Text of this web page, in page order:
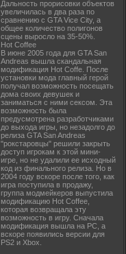
Дальность прорисовки объектов
увеличилась в два раза по
сравнению с GTA Vice City, а
общее количество полигонов
сцены выросло на 35-50%.
Hot Coffee
В июне 2005 года для GTA San
Andreas вышла скандальная
модификация Hot Coffe. После
установки мода главный герой
получал возможность посещать
дома своих девушек и
заниматься с ними сексом. Эта
возможность была
предусмотрена разработчиками
до выхода игры, но незадолго до
релиза GTA San Andreas
"рокстаровцы" решили закрыть
доступ игрокам к этой мини-
игре, но не удалили ее исходный
код из финального релиза. Но в
2004 году вскоре после того, как
игра поступила в продажу,
группа модмейкеров выпустила
модификацию Hot Coffee,
которая возвращала эту
возможность в игру. Сначала
модификация вышла на PC, а
вскоре появились версии для
PS2 и Xbox.